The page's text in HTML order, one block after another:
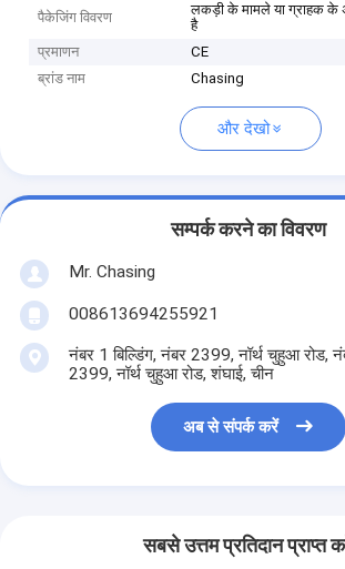
पैकेजिंग विवरण
लकड़ी के मामले या ग्राहक के
है
प्रमाणन
CE
ब्रांड नाम
Chasing
और देखो
सम्पर्क करने का विवरण
Mr. Chasing
008613694255921
नंबर 1 बिल्डिंग, नंबर 2399, नॉर्थ चुहुआ रोड,
2399, नॉर्थ चुहुआ रोड, शंघाई, चीन
अब से संपर्क करें
सबसे उत्तम प्रतिदान प्राप्त